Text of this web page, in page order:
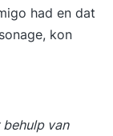
had en dat
kon
van